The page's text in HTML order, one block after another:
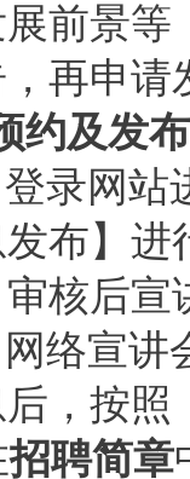
前景
再申请
约及发布
录网站
发布】
核后宣
络宣讲
，按
招聘简章